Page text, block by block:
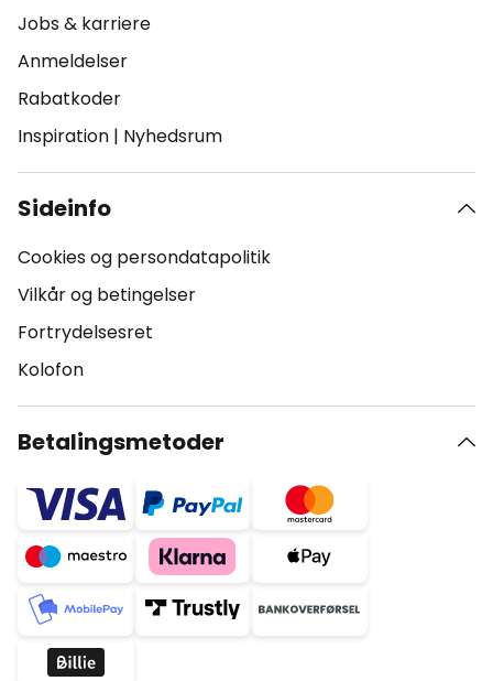
Jobs & karriere
Anmeldelser
Rabatkoder
Inspiration | Nyhedsrum
Sideinfo
Cookies og persondatapolitik
Vilkår og betingelser
Fortrydelsesret
Kolofon
Betalingsmetoder